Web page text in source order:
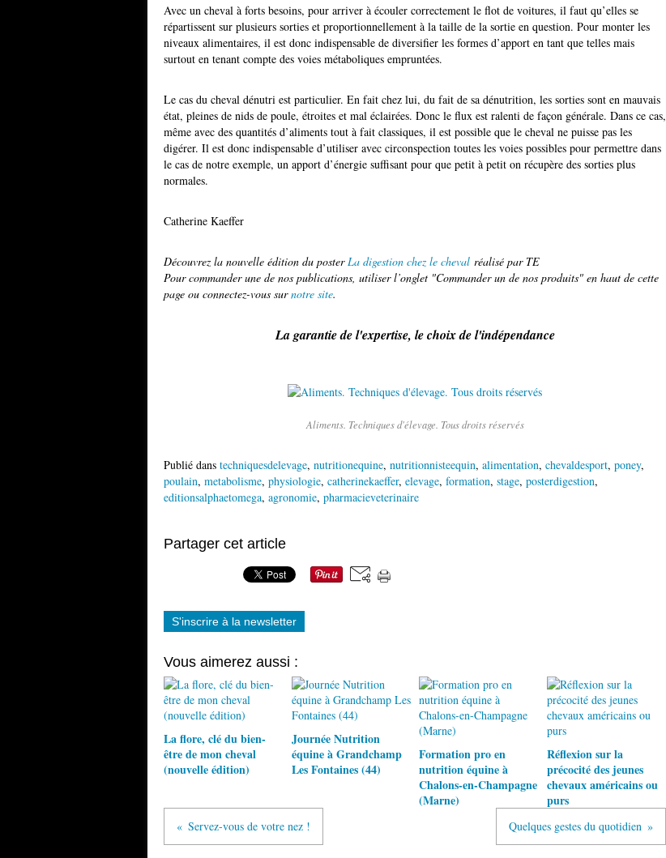
Avec un cheval à forts besoins, pour arriver à écouler correctement le flot de voitures, il faut qu’elles se
répartissent sur plusieurs sorties et proportionnellement à la taille de la sortie en question. Pour monter les
niveaux alimentaires, il est donc indispensable de diversifier les formes d’apport en tant que telles mais
surtout en tenant compte des voies métaboliques empruntées.
Le cas du cheval dénutri est particulier. En fait chez lui, du fait de sa dénutrition, les sorties sont en mauvais
état, pleines de nids de poule, étroites et mal éclairées. Donc le flux est ralenti de façon générale. Dans ce cas,
même avec des quantités d’aliments tout à fait classiques, il est possible que le cheval ne puisse pas les
digérer. Il est donc indispensable d’utiliser avec circonspection toutes les voies possibles pour permettre dans
le cas de notre exemple, un apport d’énergie suffisant pour que petit à petit on récupère des sorties plus
normales.
Catherine Kaeffer
Découvrez la nouvelle édition du posterLa digestion chez le cheval réalisé par TE
Pour commander une de nos publications, utiliser l’onglet "Commander un de nos produits" en haut de cette
page ou connectez-vous surnotre site.
La garantie de l'expertise, le choix de l'indépendance
Aliments. Techniques d'élevage. Tous droits réservés
Publié dans techniquesdelevage, nutritionequine, nutritionnisteequin, alimentation, chevaldesport, poney,
poulain, metabolisme, physiologie, catherinekaeffer, elevage, formation, stage, posterdigestion,
editionsalphaetomega, agronomie, pharmacieveterinaire
Partager cet article
S'inscrire à la newsletter
Vous aimerez aussi :
La flore, clé du bien-
être de mon cheval
(nouvelle édition)
Journée Nutrition
équine à Grandchamp
Les Fontaines (44)
Formation pro en
nutrition équine à
Chalons-en-Champagne
(Marne)
Réflexion sur la
précocité des jeunes
chevaux américains ou
purs
Servez-vous de votre nez ! Quelques gestes du quotidien